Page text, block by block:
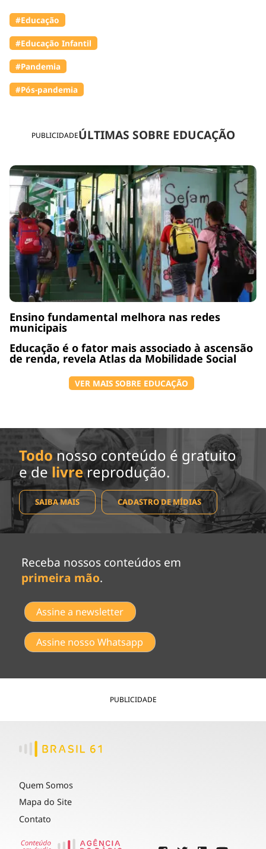
PUBLICIDADEÚLTIMAS SOBRE EDUCAÇÃO
Ensino fundamental melhora nas redes
municipais
Educação é o fator mais associado à ascensão
de renda, revela Atlas da Mobilidade Social
VER MAIS SOBRE EDUCAÇÃO
#Educação
#Educação Infantil
#Pandemia
#Pós-pandemia
Todo nosso conteúdo é gratuito
e de livrereprodução.
SAIBA MAIS CADASTRO DE MÍDIAS
Receba nossos conteúdos em
primeira mão.
Assine a newsletter
Assine nosso Whatsapp
PUBLICIDADE
Quem Somos
Mapa do Site
Contato